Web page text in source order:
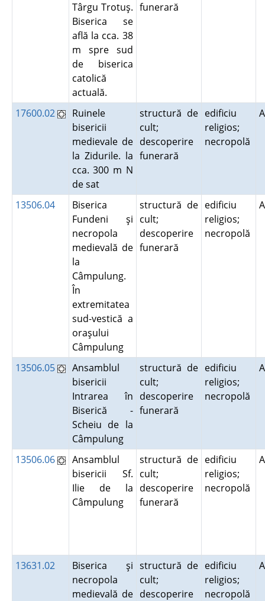
Târgu Trotuş.
Biserica se
află la cca. 38
m spre sud
de biserica
catolică
actuală.
funerară
17600.02
Ruinele
bisericii
medievale de
la Zidurile. la
cca. 300 m N
de sat
structură de
cult;
descoperire
funerară
edificiu
religios;
necropolă
13506.04
Biserica
Fundeni şi
necropola
medievală de
la
Câmpulung.
În
extremitatea
sud-vestică a
oraşului
Câmpulung
structură de
cult;
descoperire
funerară
edificiu
religios;
necropolă
13506.05
Ansamblul
bisericii
Intrarea în
Biserică -
Scheiu de la
Câmpulung
structură de
cult;
descoperire
funerară
edificiu
religios;
necropolă
13506.06
Ansamblul
bisericii Sf.
Ilie de la
Câmpulung
structură de
cult;
descoperire
funerară
edificiu
religios;
necropolă
13631.02
Biserica şi
necropola
medievală de
structură de
cult;
descoperire
edificiu
religios;
necropolă